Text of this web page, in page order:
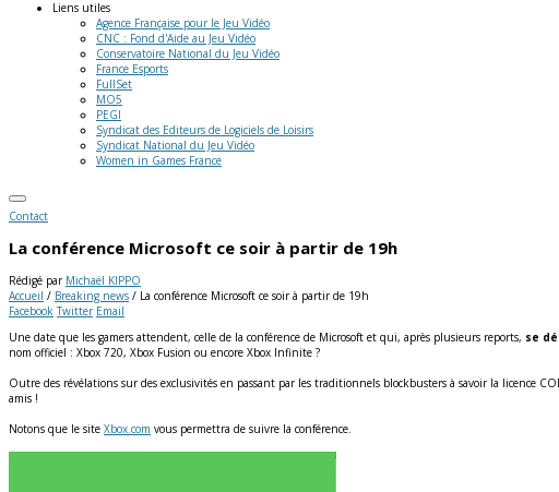
Liens utiles
Agence Française pour le Jeu Vidéo
CNC : Fond d'Aide au Jeu Vidéo
Conservatoire National du Jeu Vidéo
France Esports
FullSet
MO5
PEGI
Syndicat des Editeurs de Logiciels de Loisirs
Syndicat National du Jeu Vidéo
Women in Games France
Contact
La conférence Microsoft ce soir à partir de 19h
Rédigé par Michaël KIPPO
Accueil / Breaking news / La conférence Microsoft ce soir à partir de 19h
Facebook Twitter Email
Une date que les gamers attendent, celle de la conférence de Microsoft et qui, après plusieurs reports, se
nom officiel : Xbox 720, Xbox Fusion ou encore Xbox Infinite ?
Outre des révélations sur des exclusivités en passant par les traditionnels blockbusters à savoir la licence
amis !
Notons que le site Xbox.com vous permettra de suivre la conférence.